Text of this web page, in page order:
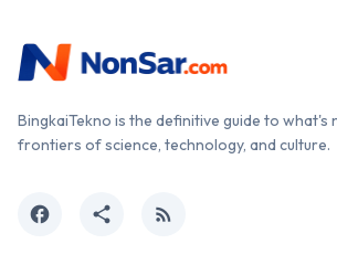
BingkaiTekno is the definitive guide to what's
frontiers of science, technology, and culture.
facebook share rss_feed